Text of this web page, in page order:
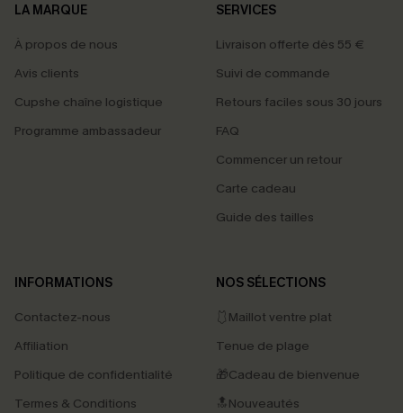
LA MARQUE
À propos de nous
Avis clients
Cupshe chaîne logistique
Programme ambassadeur
SERVICES
Livraison offerte dès 55 €
Suivi de commande
Retours faciles sous 30 jours
FAQ
Commencer un retour
Carte cadeau
Guide des tailles
INFORMATIONS
Contactez-nous
Affiliation
Politique de confidentialité
Termes & Conditions
NOS SÉLECTIONS
🩱Maillot ventre plat
Tenue de plage
🎁Cadeau de bienvenue
🔝Nouveautés